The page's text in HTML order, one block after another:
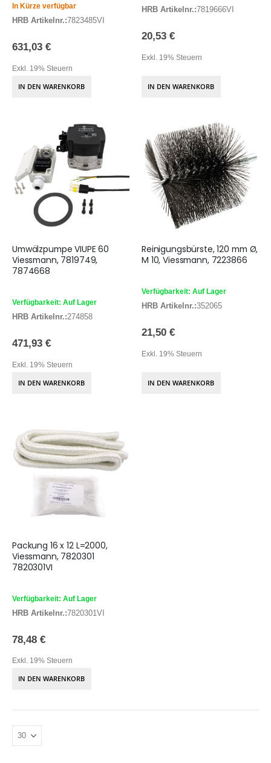
In Kürze verfügbar
HRB Artikelnr.:7823485VI
631,03 €
Exkl. 19% Steuern
IN DEN WARENKORB
HRB Artikelnr.:7819666VI
20,53 €
Exkl. 19% Steuern
IN DEN WARENKORB
Umwälzpumpe VIUPE 60
Viessmann, 7819749,
7874668
Verfügbarkeit: Auf Lager
HRB Artikelnr.:274858
471,93 €
Exkl. 19% Steuern
IN DEN WARENKORB
Reinigungsbürste, 120 mm Ø,
M 10, Viessmann, 7223866
Verfügbarkeit: Auf Lager
HRB Artikelnr.:352065
21,50 €
Exkl. 19% Steuern
IN DEN WARENKORB
Packung 16 x 12 L=2000,
Viessmann, 7820301
7820301VI
Verfügbarkeit: Auf Lager
HRB Artikelnr.:7820301VI
78,48 €
Exkl. 19% Steuern
IN DEN WARENKORB